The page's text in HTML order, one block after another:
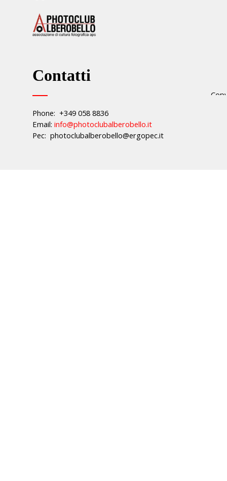
Contatti
Phone: +349 058 8836
Email: info@photoclubalberobello.it
Pec: photoclubalberobello@ergopec.it